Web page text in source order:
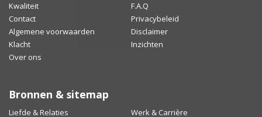
Kwaliteit
F.A.Q
Contact
Privacybeleid
Algemene voorwaarden
Disclaimer
Klacht
Inzichten
Over ons
Bronnen & sitemap
Liefde & Relaties Werk & Carrière